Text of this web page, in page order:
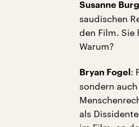
Susanne Burg
saudischen
den Film. Sie
Warum?
Bryan Fogel :
sondern
als